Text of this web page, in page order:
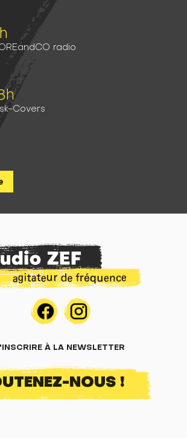
radio
Covers
À LA NEWSLETTER
NOUS !